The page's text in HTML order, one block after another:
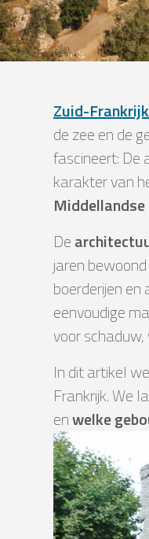
Zuid-Frankrijk
de zee en de
fascineert: De
karakter van
Middellandse
De
jaren
boerderijen
eenvoudige
voor
In dit artikel
Frankrijk. We
enwelke